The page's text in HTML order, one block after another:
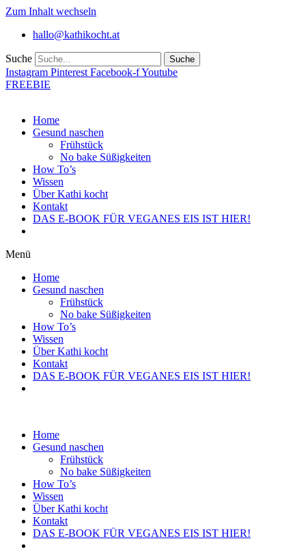
Zum Inhalt wechseln
hallo@kathikocht.at
Suche Suche
Instagram Pinterest Facebook-fYoutube
FREEBIE
Home
Gesund naschen
Frühstück
No bake Süßigkeiten
How To’s
Wissen
Über Kathi kocht
Kontakt
DAS E-BOOK FÜR VEGANES EIS IST HIER!
Menü
Home
Gesund naschen
Frühstück
No bake Süßigkeiten
How To’s
Wissen
Über Kathi kocht
Kontakt
DAS E-BOOK FÜR VEGANES EIS IST HIER!
Home
Gesund naschen
Frühstück
No bake Süßigkeiten
How To’s
Wissen
Über Kathi kocht
Kontakt
DAS E-BOOK FÜR VEGANES EIS IST HIER!